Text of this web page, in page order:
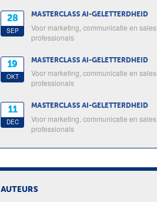
28
SEP
MASTERCLASS AI-GELETTERDHEID
Voor marketing, communicatie en sales
professionals
19
OKT
MASTERCLASS AI-GELETTERDHEID
Voor marketing, communicatie en sales
professionals
11
DEC
MASTERCLASS AI-GELETTERDHEID
Voor marketing, communicatie en sales
professionals
AUTEURS